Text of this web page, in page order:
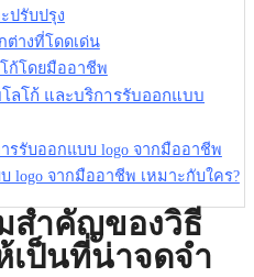
ปรับปรุง
ต่างที่โดดเด่น
ก้โดยมืออาชีพ
ลโก้ และบริการรับออกแบบ
รรับออกแบบ logo จากมืออาชีพ
logo จากมืออาชีพ เหมาะกับใคร?
สำคัญของวิธี
เป็นที่น่าจดจำ